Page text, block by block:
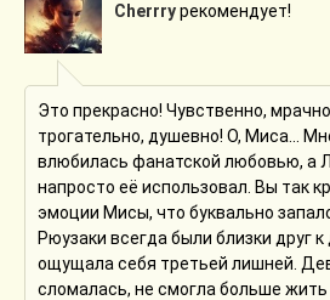
Cherrryрекомендует!
Это прекрасно! Чувственно,
трогательно, душевно! О, Миса...
влюбилась фанатской любовью, а
напросто её использовал. Вы так
эмоции Мисы, что буквально
Рюузаки всегда были близки друг к
ощущала себя третьей лишней.
сломалась, не смогла больше жить